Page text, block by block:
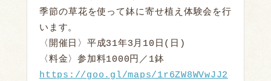
季節の草花を使って鉢に寄せ植え体験会を行
います。
〈開催日〉平成31年3月10日(日)
https://goo.gl/maps/1r6ZW8WVwJJ2